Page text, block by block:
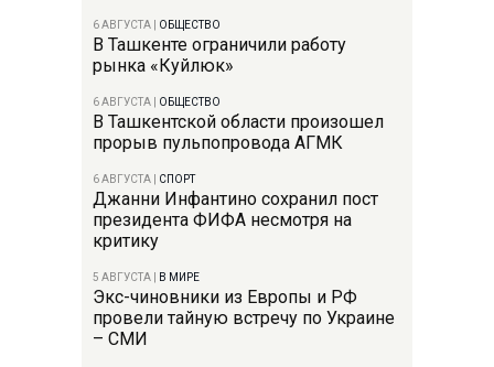
6 АВГУСТА ОБЩЕСТВО
В Ташкенте ограничили работу
рынка «Куйлюк»
6 АВГУСТА ОБЩЕСТВО
В Ташкентской области произошел
прорыв пульпопровода АГМК
6 АВГУСТА СПОРТ
Джанни Инфантино сохранил пост
президента ФИФА несмотря на
критику
5 АВГУСТА В МИРЕ
Экс-чиновники из Европы и РФ
провели тайную встречу по Украине
– СМИ